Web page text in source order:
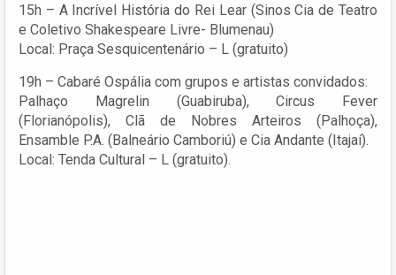
15h – A Incrível História do Rei Lear (Sinos Cia de Teatro
e Coletivo Shakespeare Livre- Blumenau)
Local: Praça Sesquicentenário – L (gratuito)
19h – Cabaré Ospália com grupos e artistas convidados:
Palhaço Magrelin (Guabiruba), Circus Fever
(Florianópolis), Clã de Nobres Arteiros (Palhoça),
Ensamble P.A. (Balneário Camboriú) e Cia Andante (Itajaí).
Local: Tenda Cultural – L (gratuito).